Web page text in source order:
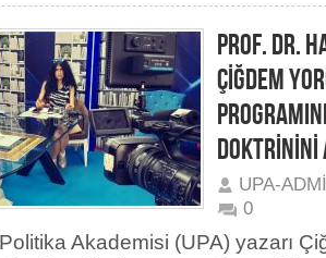
PROF. DR.
ÇİĞDEM
UPA-
0
Akademisi (UPA) yazarı